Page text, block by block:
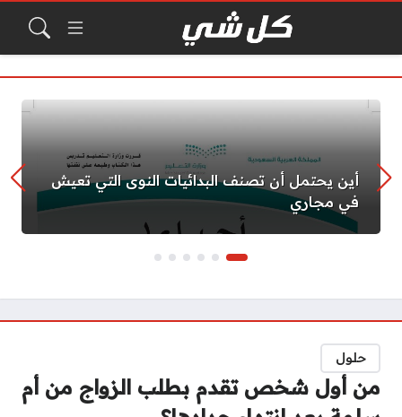
أين يحتمل أن تصنف البدائيات النوى التي تعيش
في مجاري
حلول
من أول شخص تقدم بطلب الزواج من أم